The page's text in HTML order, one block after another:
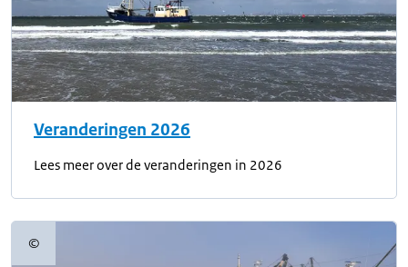
Veranderingen 2026
Lees meer over de veranderingen in 2026
©Copyrightinformatie